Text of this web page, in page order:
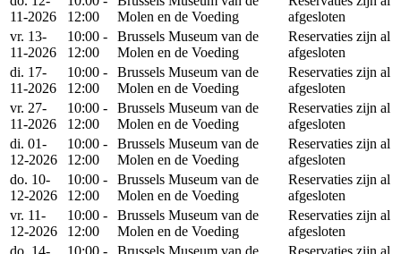
11-2026
12:00
Molen en de Voeding
afgesloten
vr. 13-
11-2026
10:00 -
12:00
Brussels Museum van de
Molen en de Voeding
Reservaties zijn al
afgesloten
di. 17-
11-2026
10:00 -
12:00
Brussels Museum van de
Molen en de Voeding
Reservaties zijn al
afgesloten
vr. 27-
11-2026
10:00 -
12:00
Brussels Museum van de
Molen en de Voeding
Reservaties zijn al
afgesloten
di. 01-
12-2026
10:00 -
12:00
Brussels Museum van de
Molen en de Voeding
Reservaties zijn al
afgesloten
do. 10-
12-2026
10:00 -
12:00
Brussels Museum van de
Molen en de Voeding
Reservaties zijn al
afgesloten
vr. 11-
12-2026
10:00 -
12:00
Brussels Museum van de
Molen en de Voeding
Reservaties zijn al
afgesloten
do. 14-
10:00 -
Brussels Museum van de
Reservaties zijn al